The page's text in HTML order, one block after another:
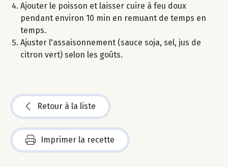
Ajouter le poisson et laisser cuire à feu doux
pendant environ 10 min en remuant de temps en
temps.
Ajuster l'assaisonnement (sauce soja, sel, jus de
citron vert) selon les goûts.
Retour à la liste
Imprimer la recette